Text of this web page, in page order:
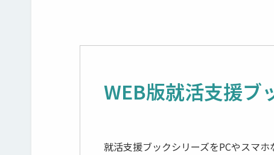
WEB版就活支援ブ
就活支援ブックシリーズをPCやスマ